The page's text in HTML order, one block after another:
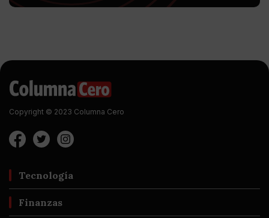
Copyright © 2023 Columna Cero
Tecnología
Finanzas